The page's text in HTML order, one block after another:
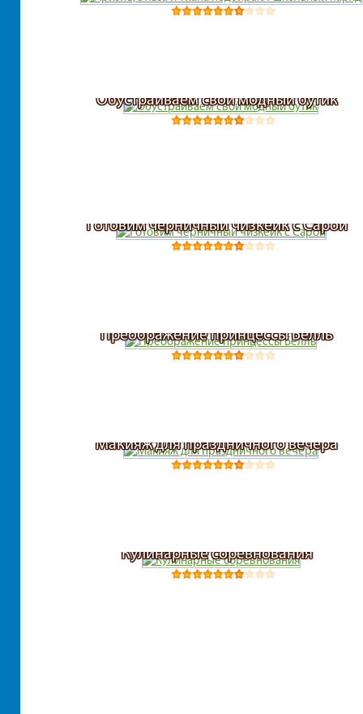
Обустраиваем свой модный бутик
Готовим черничный чизкейк с Сарой
Преображение принцессы Белль
Макияж для праздничного вечера
Кулинарные соревнования